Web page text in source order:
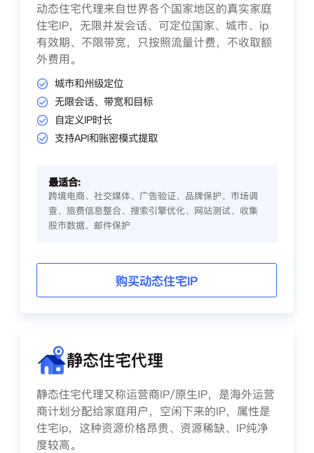
动态住宅代理来自世界各个国家地区的真实家庭
住宅IP，无限并发会话、可定位国家、城市、ip
有效期、不限带宽，只按照流量计费，不收取额
外费用。
城市和州级定位
无限会话、带宽和目标
自定义IP时长
支持API和账密模式提取
最适合:
跨境电商、社交媒体、广告验证、品牌保护、市场调
查、旅费信息整合、搜索引擎优化、网站测试、收集
股市数据、邮件保护
购买动态住宅IP
静态住宅代理
静态住宅代理又称运营商IP/原生IP，是海外运营
商计划分配给家庭用户，空闲下来的IP，属性是
住宅ip，这种资源价格昂贵、资源稀缺、IP纯净
度较高。